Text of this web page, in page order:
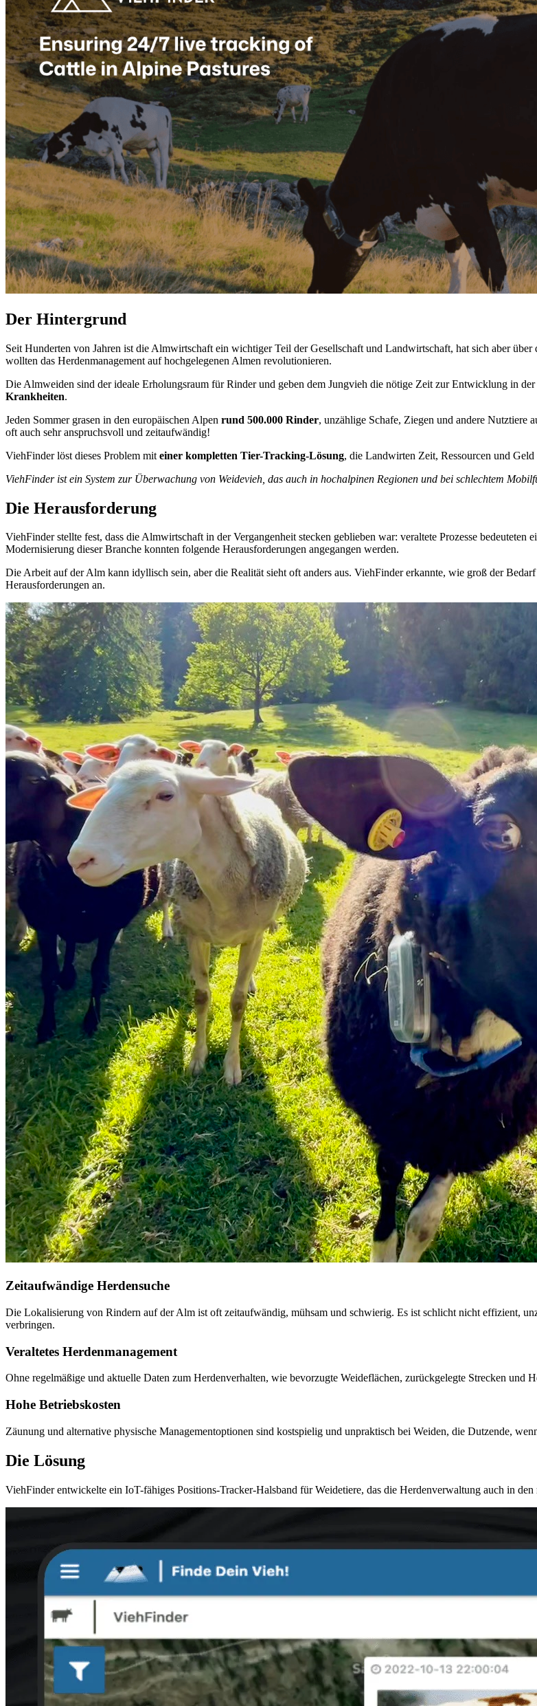
Der Hintergrund
Seit Hunderten von Jahren ist die Almwirtschaft ein wichtiger Teil der Gesellschaft und Landwirtschaft, hat sich aber über
wollten das Herdenmanagement auf hochgelegenen Almen revolutionieren.
Die Almweiden sind der ideale Erholungsraum für Rinder und geben dem Jungvieh die nötige Zeit zur Entwicklung in
Krankheiten.
Jeden Sommer grasen in den europäischen Alpen rund 500.000 Rinder, unzählige Schafe, Ziegen und andere Nutztiere
oft auch sehr anspruchsvoll und zeitaufwändig!
ViehFinder löst dieses Problem mit einer kompletten Tier-Tracking-Lösung, die Landwirten Zeit, Ressourcen und Geld
ViehFinder ist ein System zur Überwachung von Weidevieh, das auch in hochalpinen Regionen und bei schlechtem
Die Herausforderung
ViehFinder stellte fest, dass die Almwirtschaft in der Vergangenheit stecken geblieben war: veraltete Prozesse
Modernisierung dieser Branche konnten folgende Herausforderungen angegangen werden.
Die Arbeit auf der Alm kann idyllisch sein, aber die Realität sieht oft anders aus. ViehFinder erkannte, wie groß der
Herausforderungen an.
Zeitaufwändige Herdensuche
Die Lokalisierung von Rindern auf der Alm ist oft zeitaufwändig, mühsam und schwierig. Es ist schlicht nicht effizient,
verbringen.
Veraltetes Herdenmanagement
Ohne regelmäßige und aktuelle Daten zum Herdenverhalten, wie bevorzugte Weideflächen, zurückgelegte Strecken
Hohe Betriebskosten
Zäunung und alternative physische Managementoptionen sind kostspielig und unpraktisch bei Weiden, die Dutzende,
Die Lösung
ViehFinder entwickelte ein IoT-fähiges Positions-Tracker-Halsband für Weidetiere, das die Herdenverwaltung auch in den